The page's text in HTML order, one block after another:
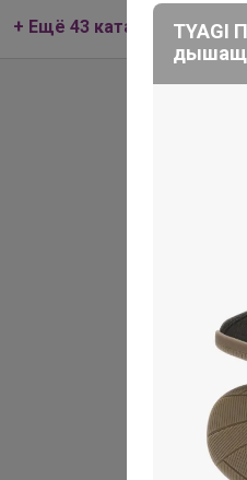
+ Ещё 43 каталога TYAGI